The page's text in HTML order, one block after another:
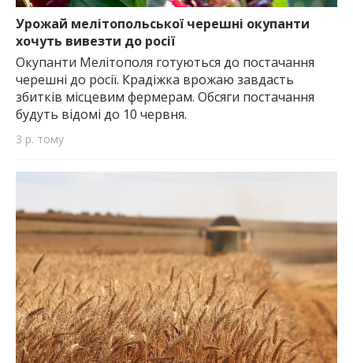
Урожай мелітопольської черешні окупанти
хочуть вивезти до росії
Окупанти Мелітополя готуються до постачання
черешні до росії. Крадіжка врожаю завдасть
збитків місцевим фермерам. Обсяги постачання
будуть відомі до 10 червня.
3 р. тому